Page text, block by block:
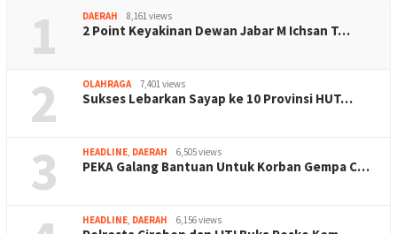
1 DAERAH 8,161 views
2 Point Keyakinan Dewan Jabar M Ichsan T…
2 OLAHRAGA 7,401 views
Sukses Lebarkan Sayap ke 10 Provinsi HUT…
3 HEADLINE, DAERAH 6,505 views
PEKA Galang Bantuan Untuk Korban Gempa C…
HEADLINE, DAERAH 6,156 views